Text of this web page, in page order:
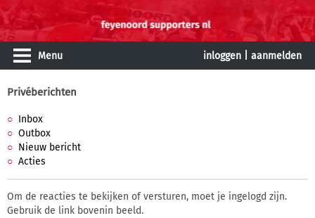
Menu inloggen aanmelden
Privéberichten
Inbox
Outbox
Nieuw bericht
Acties
Om de reacties te bekijken of versturen, moet je ingelogd zijn.
Gebruik de link bovenin beeld.